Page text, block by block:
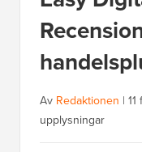
Av Redaktionen |
upplysningar